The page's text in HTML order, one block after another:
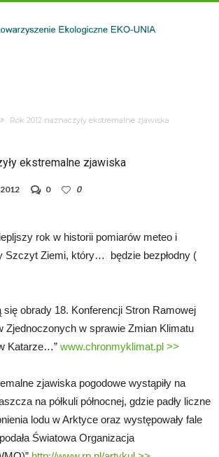
Rok 2012 naznaczyły ekstremalne zjawiska
ekstremalne zjawiska
0 0
rok w historii pomiarów meteo i
Szczyt Ziemi, który… będzie bezpłodny (
się obrady 18. Konferencji Stron Ramowej
Zjednoczonych w sprawie Zmian Klimatu
Katarze…” www.chronmyklimat.pl >>
zjawiska pogodowe wystąpiły na
na półkuli północnej, gdzie padły liczne
lodu w Arktyce oraz występowały fale
Światowa Organizacja